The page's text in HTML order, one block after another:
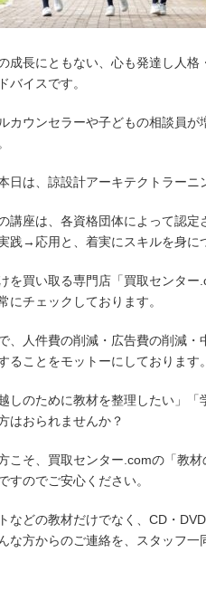
成長にともない、心も発達し人
バイスです。
カウンセラーや子どもの相談員
日は、諒設計アーキテクトラーニ
講座は、各資格団体によって認定
践→応用と、着実にスキルを身に
を買い取る専門店「買取センタ
にチェックしております。
、人件費の削減・広告費の削減
ることをモットーにしております。
越しのために教材を整理したい」
はおられませんか？
こそ、買取センター.comの「教
すのでご安心ください。
などの教材だけでなく、CD・
な方からのご連絡を、スタッフ一